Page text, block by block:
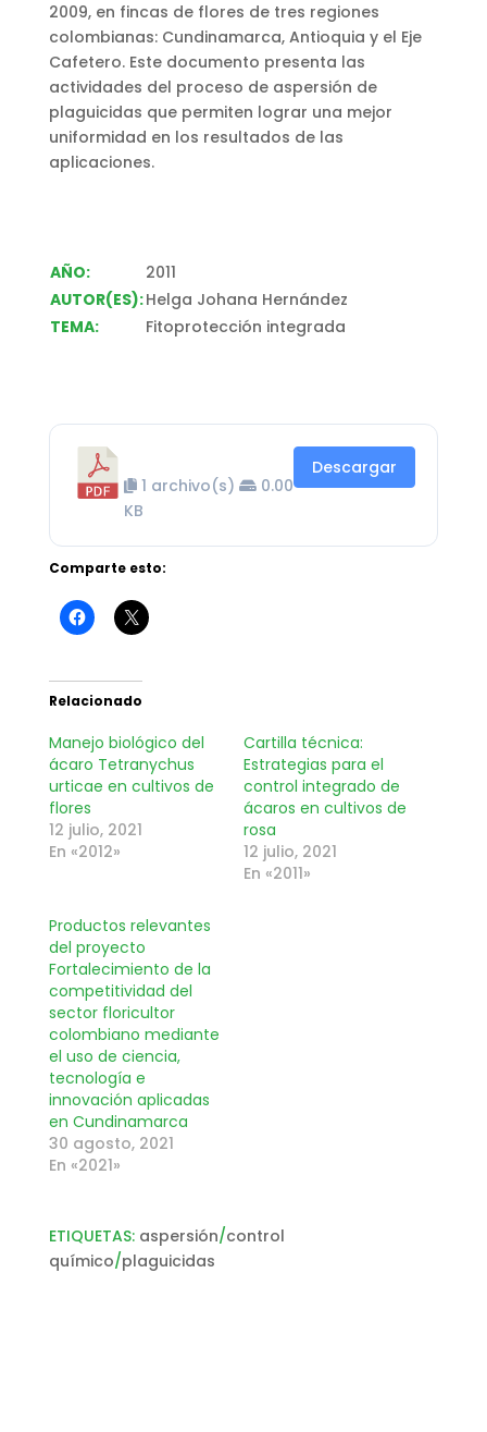
2009, en fincas de flores de tres regiones
colombianas: Cundinamarca, Antioquia y el Eje
Cafetero. Este documento presenta las
actividades del proceso de aspersión de
plaguicidas que permiten lograr una mejor
uniformidad en los resultados de las
aplicaciones.
AÑO:
2011
AUTOR(ES):Helga Johana Hernández
TEMA:
Fitoprotección integrada
1 archivo(s)
0.00
KB
Descargar
Comparte esto:
Relacionado
Manejo biológico del
ácaro Tetranychus
urticae en cultivos de
flores
12 julio, 2021
En «2012»
Cartilla técnica:
Estrategias para el
control integrado de
ácaros en cultivos de
rosa
12 julio, 2021
En «2011»
Productos relevantes
del proyecto
Fortalecimiento de la
competitividad del
sector floricultor
colombiano mediante
el uso de ciencia,
tecnología e
innovación aplicadas
en Cundinamarca
30 agosto, 2021
En «2021»
ETIQUETAS: aspersión/control
químico/plaguicidas